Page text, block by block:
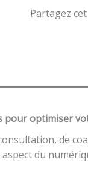
Partagez
pour optimiser
de
du